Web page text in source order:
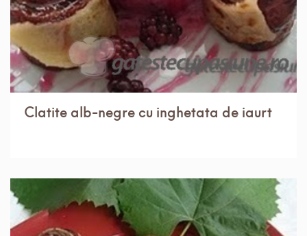
Clatite alb-negre cu inghetata de iaurt